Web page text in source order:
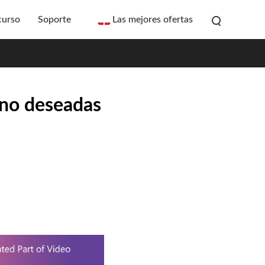
Soporte Las mejores ofertas
deseadas